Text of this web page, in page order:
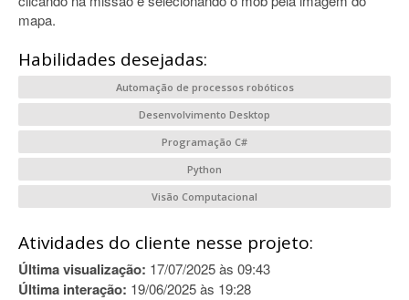
mapa.
Habilidades desejadas:
Automação de processos robóticos
Desenvolvimento Desktop
Programação C#
Python
Visão Computacional
Atividades do cliente nesse projeto:
Última visualização: 17/07/2025 às 09:43
Última interação: 19/06/2025 às 19:28